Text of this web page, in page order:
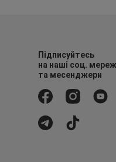
Підписуйтесь
на наші соц.
та месенджери